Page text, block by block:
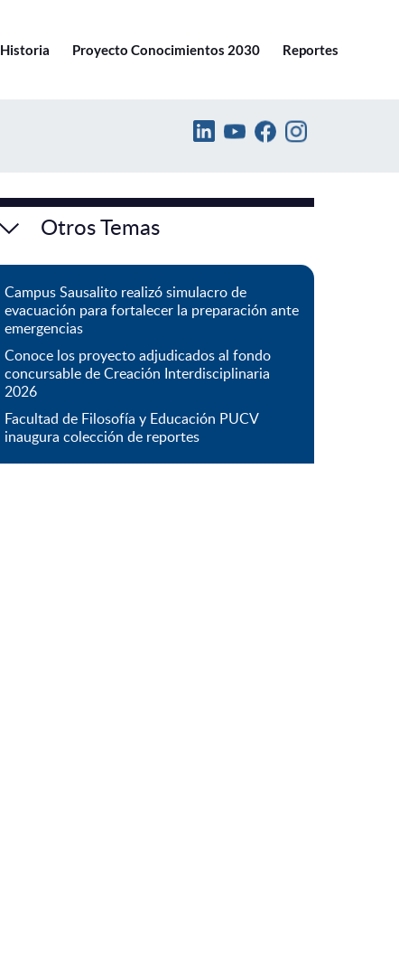
Historia Proyecto Conocimientos 2030 Reportes
Otros Temas
Campus Sausalito realizó simulacro de
evacuación para fortalecer la preparación ante
emergencias
Conoce los proyecto adjudicados al fondo
concursable de Creación Interdisciplinaria
2026
Facultad de Filosofía y Educación PUCV
inaugura colección de reportes